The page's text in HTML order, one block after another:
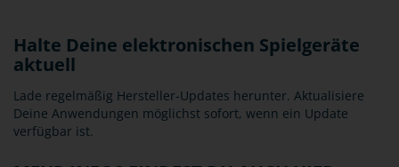
Halte Deine elektronischen Spielgeräte
aktuell
Lade regelmäßig Hersteller-Updates herunter. Aktualisiere
Deine Anwendungen möglichst sofort, wenn ein Update
verfügbar ist.